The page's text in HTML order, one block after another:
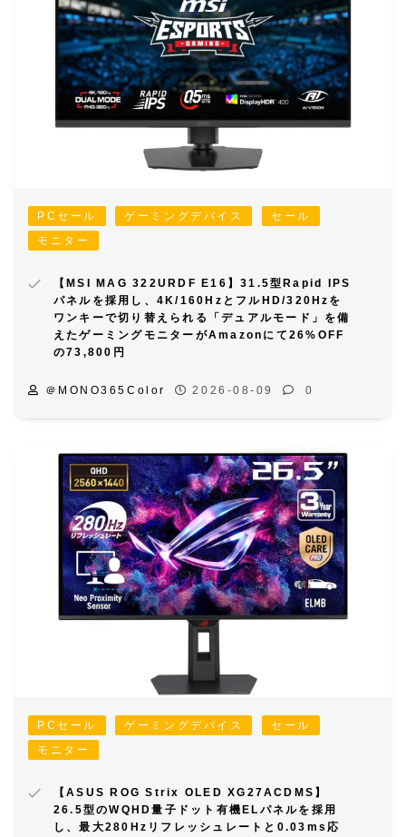
PCセール ゲーミングデバイス
セール
モニター
【MSI MAG 322URDF E16】31.5型Rapid IPS
パネルを採用し、4K/160HzとフルHD/320Hzを
ワンキーで切り替えられる「デュアルモード」を備
えたゲーミングモニターがAmazonにて26%OFF
の73,800円
＠MONO365Color 2026-08-09 0
PCセール ゲーミングデバイス
セール
モニター
【ASUS ROG Strix OLED XG27ACDMS】
26.5型のWQHD量子ドット有機ELパネルを採用
し、最大280Hzリフレッシュレートと0.03ms応